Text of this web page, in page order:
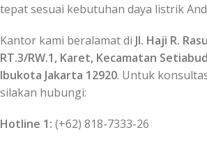
tepat sesuai kebutuhan daya listrik
Kantor kami beralamat di Jl. Haji R.
RT.3/RW.1, Karet, Kecamatan
Ibukota Jakarta 12920. Untuk
silakan hubungi:
Hotline 1: (+62) 818-7333-26